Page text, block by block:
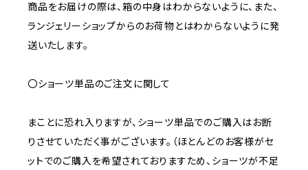
商品をお届けの際は、箱の中身はわからないように、また、
ランジェリーショップからのお荷物とはわからないように発
送いたします。
〇ショーツ単品のご注文に関して
まことに恐れ入りますが、ショーツ単品でのご購入はお断
りさせていただく事がございます。（ほとんどのお客様がセ
ットでのご購入を希望されておりますため、ショーツが不足